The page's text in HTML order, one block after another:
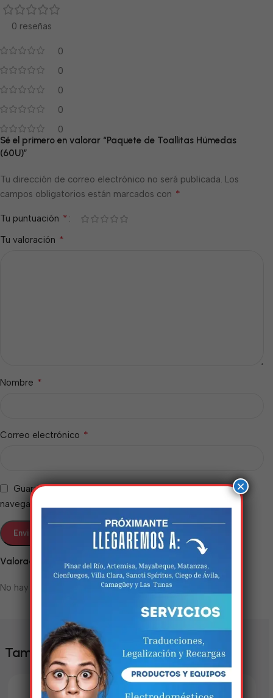
0 reseñas
0
0
0
0
0
Valoraciones
No hay valoraciones aún.
Sé el primero en valorar “Paquete de Toallitas Húmedas
(60U)”
Tu dirección de correo electrónico no será publicada. Los
campos obligatorios están marcados con *
Tu puntuación *
Tu valoración *
Nombre *
Correo electrónico *
Guarda mi nombre, correo electrónico y web en este
navegador para la próxima vez que comente.
También te puede interesar
×
Estamos trabalhando
nisso!
Em breve, esta página estará
disponível com novidades
incríveis. Agradecemos pela
paciência e compreensão.